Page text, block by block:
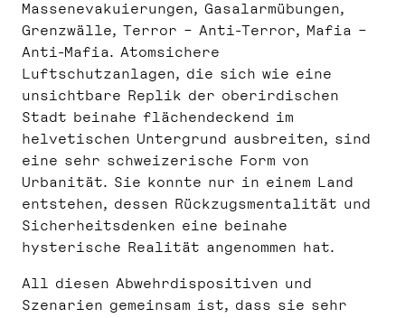
Massenevakuierungen, Gasalarmübungen,
Grenzwälle, Terror – Anti-Terror, Mafia –
Anti-Mafia. Atomsichere
Luftschutzanlagen, die sich wie eine
unsichtbare Replik der oberirdischen
Stadt beinahe flächendeckend im
helvetischen Untergrund ausbreiten, sind
eine sehr schweizerische Form von
Urbanität. Sie konnte nur in einem Land
entstehen, dessen Rückzugsmentalität und
Sicherheitsdenken eine beinahe
hysterische Realität angenommen hat.
All diesen Abwehrdispositiven und
Szenarien gemeinsam ist, dass sie sehr